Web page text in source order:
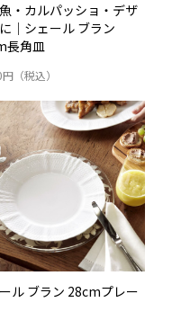
・カルパッショ・デザ
｜シェール ブラン
長角皿
（税込）
ル ブラン 28cmプレー